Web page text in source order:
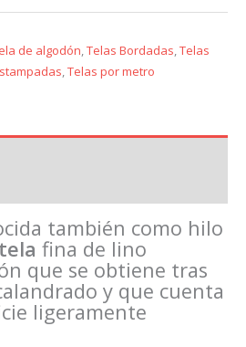
de algodón Telas Bordadas Telas
Telas por metro
también como hilo
tela fina de lino
que se obtiene tras
y que cuenta
ligeramente